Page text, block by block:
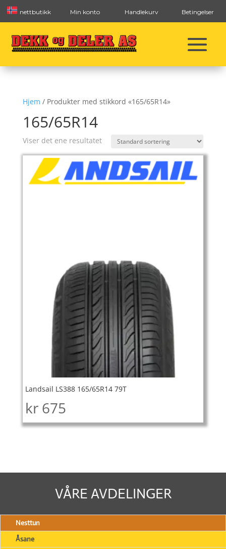
nettbutikk Min konto Handlekurv Betingelser
Hjem / Produkter med stikkord «165/65R14»
165/65R14
Viser det ene resultatet
Landsail LS388 165/65R14 79T
kr 675
VÅRE AVDELINGER
Nesttun
Åsane